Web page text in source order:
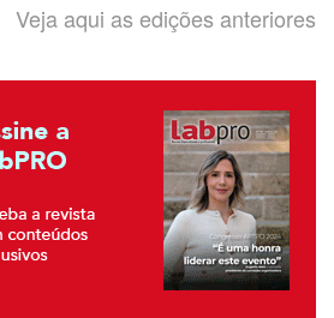
Veja aqui as edições anteriores